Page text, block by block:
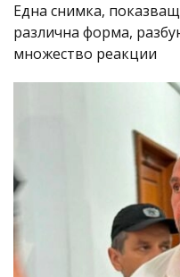
Една снимка,
различна форма,
множество реакции